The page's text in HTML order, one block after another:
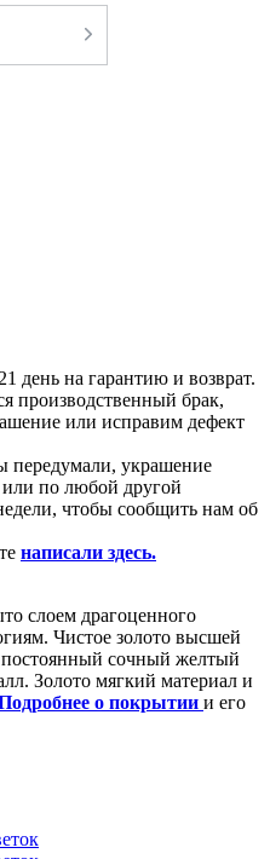
день на гарантию и возврат.
производственный брак,
или исправим дефект
передумали, украшение
или по любой другой
чтобы сообщить нам об
написали здесь.
слоем драгоценного
Чистое золото высшей
сочный желтый
Золото мягкий материал и
о покрытии и его